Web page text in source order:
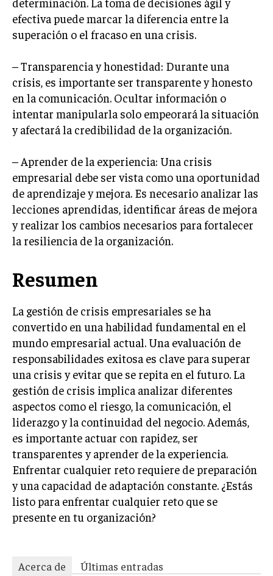
ÉTICA EMPRESARIAL Y RESPONSABILIDAD
SOCIAL
Acerca de Últimas entradas
Silvia Delgado
electrónico. Me fascina observar cómo la
tecnología ha transformado la forma en que
compramos y vendemos. En mi tiempo libre,
disfruto del senderismo, apreciando la belleza natural y la
tranquilidad que ofrece cada sendero.
Aparece en periódicos digitales y domina los buscadores,
efectiva puede marcar la diferencia entre la
superación o el fracaso en una crisis.
– Transparencia y honestidad: Durante una
crisis, es importante ser transparente y honesto
en la comunicación. Ocultar información o
intentar manipularla solo empeorará la situación
y afectará la credibilidad de la organización.
– Aprender de la experiencia: Una crisis
empresarial debe ser vista como una oportunidad
de aprendizaje y mejora. Es necesario analizar las
lecciones aprendidas, identificar áreas de mejora
y realizar los cambios necesarios para fortalecer
la resiliencia de la organización.
Resumen
La gestión de crisis empresariales se ha
convertido en una habilidad fundamental en el
mundo empresarial actual. Una evaluación de
responsabilidades exitosa es clave para superar
una crisis y evitar que se repita en el futuro. La
gestión de crisis implica analizar diferentes
aspectos como el riesgo, la comunicación, el
liderazgo y la continuidad del negocio. Además,
es importante actuar con rapidez, ser
transparentes y aprender de la experiencia.
Enfrentar cualquier reto requiere de preparación
y una capacidad de adaptación constante. ¿Estás
listo para enfrentar cualquier reto que se
presente en tu organización?
Acerca de
Últimas entradas